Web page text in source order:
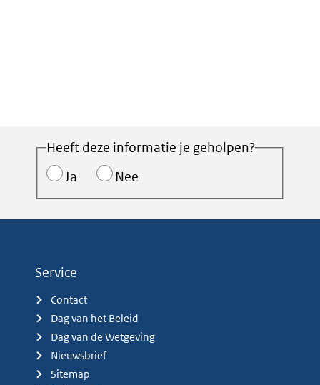
Heeft deze informatie je geholpen?
Ja
Nee
Service
Contact
Dag van het Beleid
Dag van de Wetgeving
Nieuwsbrief
Sitemap